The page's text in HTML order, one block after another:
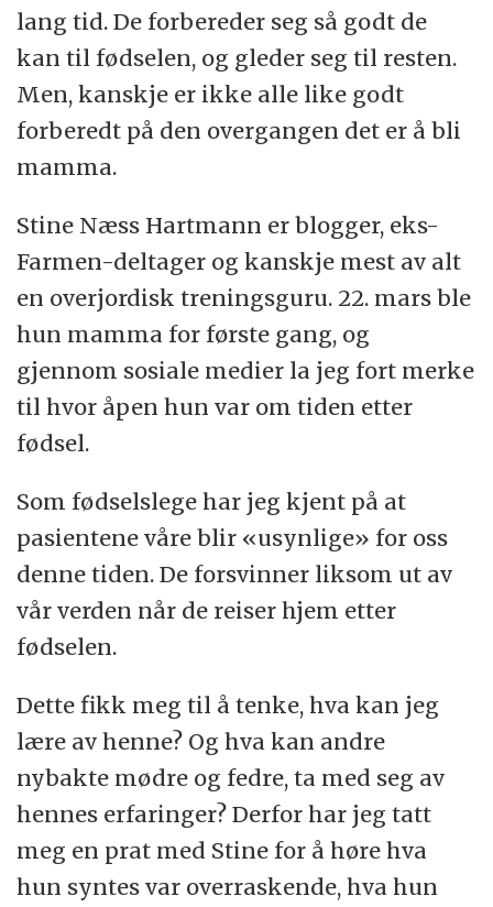
lang tid. De forbereder seg så godt de
kan til fødselen, og gleder seg til resten.
Men, kanskje er ikke alle like godt
forberedt på den overgangen det er å bli
mamma.
Stine Næss Hartmann er blogger, eks-
Farmen-deltager og kanskje mest av alt
en overjordisk treningsguru. 22. mars ble
hun mamma for første gang, og
gjennom sosiale medier la jeg fort merke
til hvor åpen hun var om tiden etter
fødsel.
Som fødselslege har jeg kjent på at
pasientene våre blir «usynlige» for oss
denne tiden. De forsvinner liksom ut av
vår verden når de reiser hjem etter
fødselen.
Dette fikk meg til å tenke, hva kan jeg
lære av henne? Og hva kan andre
nybakte mødre og fedre, ta med seg av
hennes erfaringer? Derfor har jeg tatt
meg en prat med Stine for å høre hva
hun syntes var overraskende, hva hun